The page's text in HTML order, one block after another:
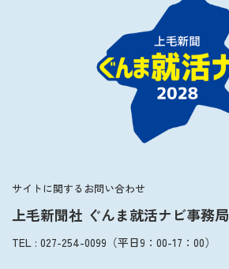
サイトに関するお問い合わせ
上毛新聞社 ぐんま就活ナビ事務局
TEL : 027-254-0099 （平日9：00-17：00）